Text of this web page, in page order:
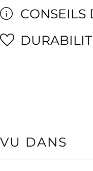
CONSEILS
VU DANS